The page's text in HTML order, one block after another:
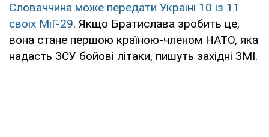
Словаччина може передати Україні 10 із 11
своїх МіГ-29. Якщо Братислава зробить це,
вона стане першою країною-членом НАТО, яка
надасть ЗСУ бойові літаки, пишуть західні ЗМІ.